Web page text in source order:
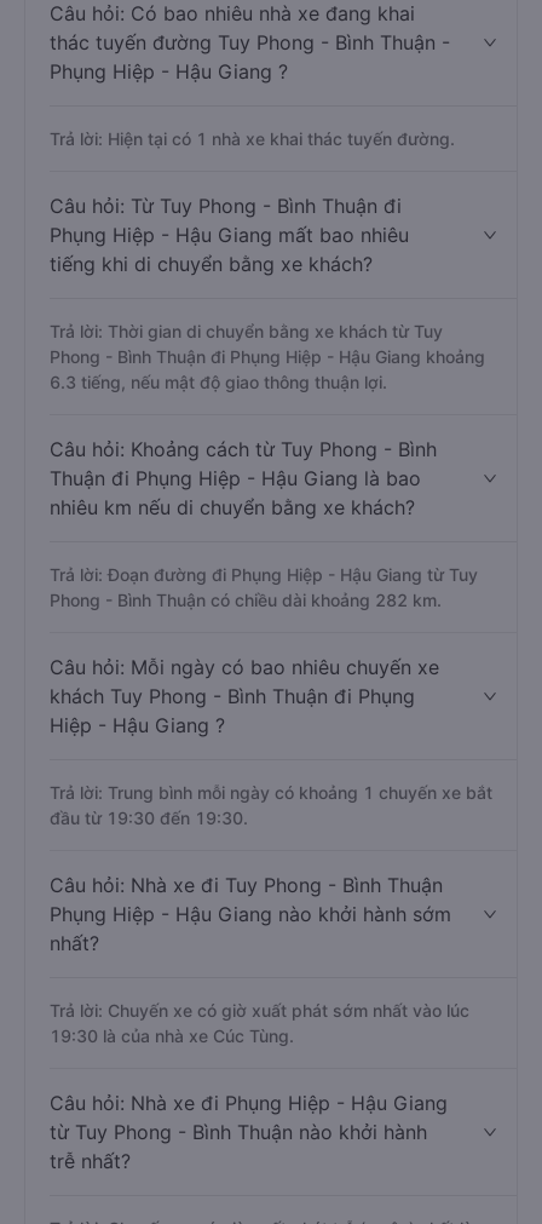
Câu hỏi: Có bao nhiêu nhà xe đang khai
thác tuyến đường Tuy Phong - Bình Thuận -
Phụng Hiệp - Hậu Giang ?
Trả lời: Hiện tại có 1 nhà xe khai thác tuyến đường.
Câu hỏi: Từ Tuy Phong - Bình Thuận đi
Phụng Hiệp - Hậu Giang mất bao nhiêu
tiếng khi di chuyển bằng xe khách?
Trả lời: Thời gian di chuyển bằng xe khách từ Tuy
Phong - Bình Thuận đi Phụng Hiệp - Hậu Giang khoảng
6.3 tiếng, nếu mật độ giao thông thuận lợi.
Câu hỏi: Khoảng cách từ Tuy Phong - Bình
Thuận đi Phụng Hiệp - Hậu Giang là bao
nhiêu km nếu di chuyển bằng xe khách?
Trả lời: Đoạn đường đi Phụng Hiệp - Hậu Giang từ Tuy
Phong - Bình Thuận có chiều dài khoảng 282 km.
Câu hỏi: Mỗi ngày có bao nhiêu chuyến xe
khách Tuy Phong - Bình Thuận đi Phụng
Hiệp - Hậu Giang ?
Trả lời: Trung bình mỗi ngày có khoảng 1 chuyến xe bắt
đầu từ 19:30 đến 19:30.
Câu hỏi: Nhà xe đi Tuy Phong - Bình Thuận
Phụng Hiệp - Hậu Giang nào khởi hành sớm
nhất?
Trả lời: Chuyến xe có giờ xuất phát sớm nhất vào lúc
19:30 là của nhà xe Cúc Tùng.
Câu hỏi: Nhà xe đi Phụng Hiệp - Hậu Giang
từ Tuy Phong - Bình Thuận nào khởi hành
trễ nhất?